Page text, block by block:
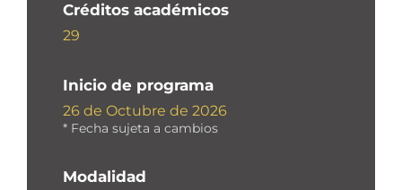
Créditos académicos
29
Inicio de programa
26 de Octubre de 2026
* Fecha sujeta a cambios
Modalidad